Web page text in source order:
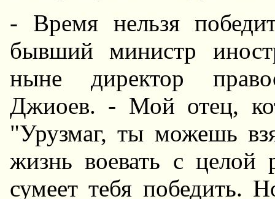
- Время нельзя
бывший министр
ныне директор
Джиоев. - Мой отец,
"Урузмаг, ты можешь
жизнь воевать с
сумеет тебя победить.